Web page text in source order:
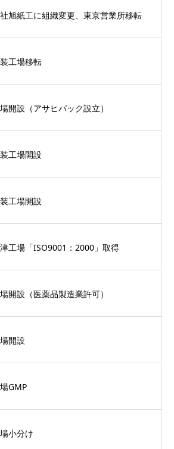
旭紙工に組織変更、東京営業所移転
工場移転
開設（アサヒパック設立）
工場開設
工場開設
工場「ISO9001：2000」取得
開設（医薬品製造業許可）
開設
GMP
小分け